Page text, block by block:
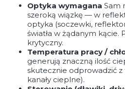
Optyka wymagana Sam
szeroką wiązkę — w
optyka (soczewki,
światła w żądanym kącie.
krytyczny.
Temperatura pracy /
generują znaczną ilość
skutecznie odprowadzić z
kanały cieplne).